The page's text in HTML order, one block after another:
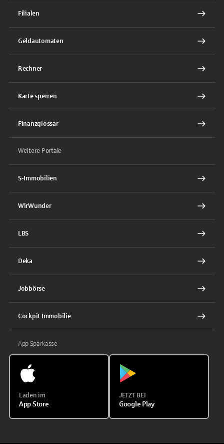
Filialen
Geldautomaten
Rechner
Karte sperren
Finanzglossar
Weitere Portale
S-Immobilien
WirWunder
LBS
Deka
Jobbörse
Cockpit Immobilie
App Sparkasse
Laden im
App Store
JETZT BEI
Google Play